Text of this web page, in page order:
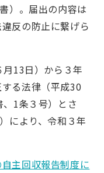
）。届出の内容は
反の防止に繋げら
13日）から３年
る法律（平成30
1条３号）とさ
により、令和３年
自主回収報告制度に